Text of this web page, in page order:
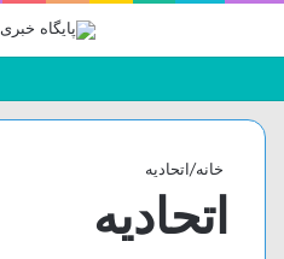
خانه/اتحادیه
اتحادیه